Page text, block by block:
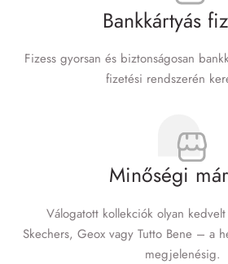
Bankkártyás
Fizess gyorsan és biztonságosan
fizetési rendszerén
Minőségi
Válogatott kollekciók olyan
Skechers, Geox vagy Tutto Bene – a
megjelenésig.